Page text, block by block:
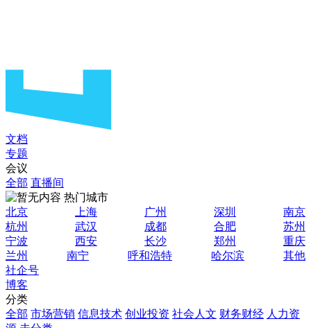
文档
专题
会议
全部 直播间
热门城市
北京
上海 广州 深圳
南京
杭州
武汉 成都 合肥
苏州
宁波
西安 长沙 郑州
重庆
兰州
南宁 呼和浩特 哈尔滨
其他
社企号
博客
分类
全部 市场营销 信息技术 创业投资 社会人文 财务财经 人力资